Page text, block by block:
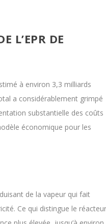
L’EPR DE
à environ 3,3 milliards
a considérablement grimpé
substantielle des coûts
économique pour les
de la vapeur qui fait
Ce qui distingue le